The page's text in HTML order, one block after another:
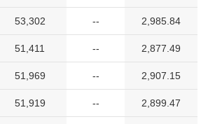
53,302 -- 2,985.84
51,411 -- 2,877.49
51,969 -- 2,907.15
51,919 -- 2,899.47